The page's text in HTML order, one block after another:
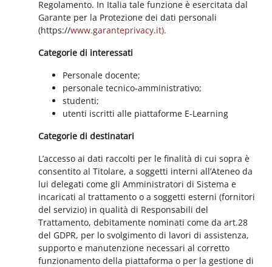
Regolamento. In Italia tale funzione è esercitata dal
Garante per la Protezione dei dati personali
(https://www.garanteprivacy.it).
Categorie di interessati
Personale docente;
personale tecnico-amministrativo;
studenti;
utenti iscritti alle piattaforme E-Learning
Categorie di destinatari
L’accesso ai dati raccolti per le finalità di cui sopra è
consentito al Titolare, a soggetti interni all’Ateneo da
lui delegati come gli Amministratori di Sistema e
incaricati al trattamento o a soggetti esterni (fornitori
del servizio) in qualità di Responsabili del
Trattamento, debitamente nominati come da art.28
del GDPR, per lo svolgimento di lavori di assistenza,
supporto e manutenzione necessari al corretto
funzionamento della piattaforma o per la gestione di